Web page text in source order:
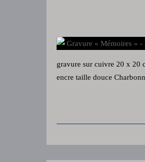
gravure sur cuivre 20 x 20
encre taille douce